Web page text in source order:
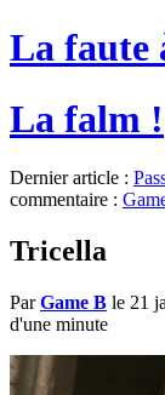
La faute
La falm !
Dernier article :
commentaire :
Tricella
ParGame B le 21
d'une minute